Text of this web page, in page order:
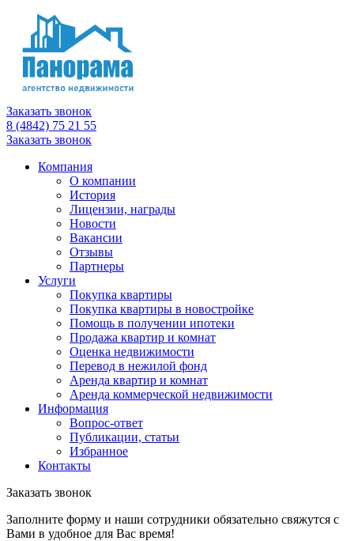
Заказать звонок
8 (4842) 75 21 55
Заказать звонок
Компания
О компании
История
Лицензии, награды
Новости
Вакансии
Отзывы
Партнеры
Услуги
Покупка квартиры
Покупка квартиры в новостройке
Помощь в получении ипотеки
Продажа квартир и комнат
Оценка недвижимости
Перевод в нежилой фонд
Аренда квартир и комнат
Аренда коммерческой недвижимости
Информация
Вопрос-ответ
Публикации, статьи
Избранное
Контакты
Заказать звонок
Заполните форму и наши сотрудники обязательно свяжутся с
Вами в удобное для Вас время!